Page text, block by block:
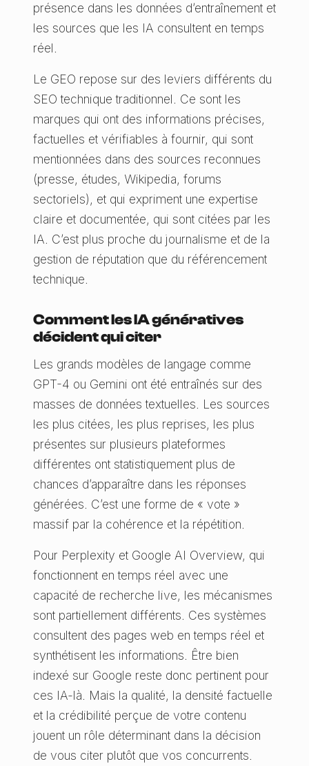
présence dans les données d’entraînement et
les sources que les IA consultent en temps
réel.
Le GEO repose sur des leviers différents du
SEO technique traditionnel. Ce sont les
marques qui ont des informations précises,
factuelles et vérifiables à fournir, qui sont
mentionnées dans des sources reconnues
(presse, études, Wikipedia, forums
sectoriels), et qui expriment une expertise
claire et documentée, qui sont citées par les
IA. C’est plus proche du journalisme et de la
gestion de réputation que du référencement
technique.
Comment les IA génératives
décident qui citer
Les grands modèles de langage comme
GPT-4 ou Gemini ont été entraînés sur des
masses de données textuelles. Les sources
les plus citées, les plus reprises, les plus
présentes sur plusieurs plateformes
différentes ont statistiquement plus de
chances d’apparaître dans les réponses
générées. C’est une forme de « vote »
massif par la cohérence et la répétition.
Pour Perplexity et Google AI Overview, qui
fonctionnent en temps réel avec une
capacité de recherche live, les mécanismes
sont partiellement différents. Ces systèmes
consultent des pages web en temps réel et
synthétisent les informations. Être bien
indexé sur Google reste donc pertinent pour
ces IA-là. Mais la qualité, la densité factuelle
et la crédibilité perçue de votre contenu
jouent un rôle déterminant dans la décision
de vous citer plutôt que vos concurrents.